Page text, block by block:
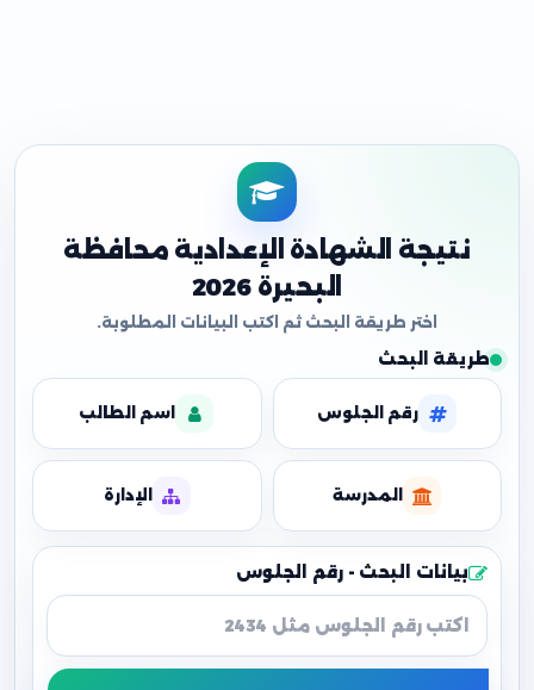
نتيجة الشهادة الإعدادية محافظة
البحيرة 2026
طريقة البحث
رقم الجلوس اسم الطالب
المدرسة الإدارة
بيانات البحث - رقم الجلوس